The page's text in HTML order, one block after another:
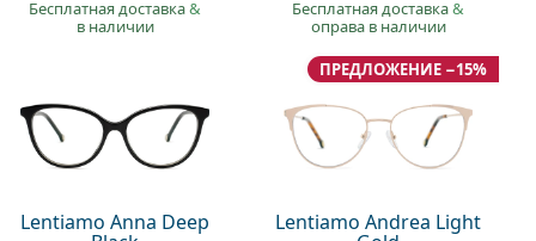
Бесплатная доставка&
в наличии
Бесплатная доставка&
оправа в наличии
Lentiamo Anna Deep Lentiamo Andrea Light
ПРЕДЛОЖЕНИЕ −15%